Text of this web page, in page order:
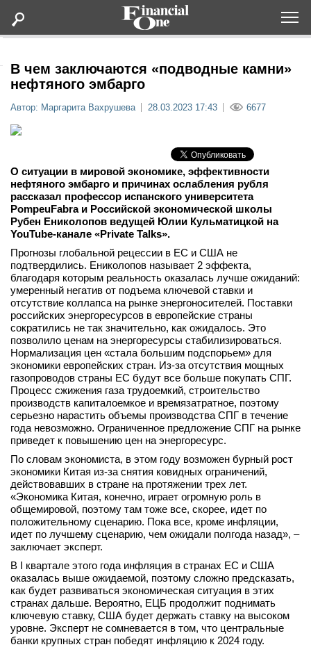
Статьи
Lifestyle
Мероприятия
Новости
Интервью
вконтакте
телеграм
Стать автором
Вход
В чем заключаются «подводные камни»
нефтяного эмбарго
Автор: Маргарита Вахрушева 28.03.2023 17:43 6677
О ситуации в мировой экономике, эффективности
нефтяного эмбарго и причинах ослабления рубля
рассказал профессор испанского университета
PompeuFabra и Российской экономической школы
Рубен Ениколопов ведущей Юлии Кульматицкой на
YouTube-канале «Private Talks».
Прогнозы глобальной рецессии в ЕС и США не
подтвердились. Ениколопов называет 2 эффекта,
благодаря которым реальность оказалась лучше ожиданий:
умеренный негатив от подъема ключевой ставки и
отсутствие коллапса на рынке энергоносителей. Поставки
российских энергоресурсов в европейские страны
сократились не так значительно, как ожидалось. Это
позволило ценам на энергоресурсы стабилизироваться.
Нормализация цен «стала большим подспорьем» для
экономики европейских стран. Из-за отсутствия мощных
газопроводов страны ЕС будут все больше покупать СПГ.
Процесс сжижения газа трудоемкий, строительство
производств капиталоемкое и времязатратное, поэтому
серьезно нарастить объемы производства СПГ в течение
года невозможно. Ограниченное предложение СПГ на рынке
приведет к повышению цен на энергоресурс.
По словам экономиста, в этом году возможен бурный рост
экономики Китая из-за снятия ковидных ограничений,
действовавших в стране на протяжении трех лет.
«Экономика Китая, конечно, играет огромную роль в
общемировой, поэтому там тоже все, скорее, идет по
положительному сценарию. Пока все, кроме инфляции,
идет по лучшему сценарию, чем ожидали полгода назад», –
заключает эксперт.
В I квартале этого года инфляция в странах ЕС и США
оказалась выше ожидаемой, поэтому сложно предсказать,
как будет развиваться экономическая ситуация в этих
странах дальше. Вероятно, ЕЦБ продолжит поднимать
ключевую ставку, США будет держать ставку на высоком
уровне. Эксперт не сомневается в том, что центральные
банки крупных стран победят инфляцию к 2024 году.